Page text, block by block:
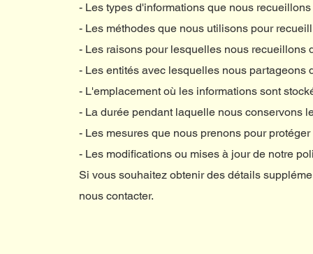
- Les types d'informations que nous recueillons
- Les méthodes que nous utilisons pour
- Les raisons pour lesquelles nous recueillons
- Les entités avec lesquelles nous partageons
- L'emplacement où les informations sont
- La durée pendant laquelle nous conservons
- Les mesures que nous prenons pour
- Les modifications ou mises à jour de notre
Si vous souhaitez obtenir des détails
nous contacter.